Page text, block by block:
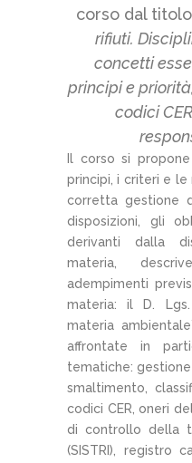
corso dal
rifiuti.
concetti
principi e
codici
Il corso si
principi, i criteri e le
corretta gestione
disposizioni, gli
derivanti dalla
materia,
adempimenti
materia: il D.
materia
affrontate in
tematiche:
smaltimento,
codici CER, oneri
di controllo della
(SISTRI), registro